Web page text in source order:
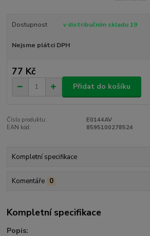
Dostupnost v distribučním skladu 19
Nejsme plátci DPH
77 Kč
Přidat do košíku
Číslo produktu:
E0144AV
EAN kód:
8595100278524
Kompletní specifikace
Komentáře 0
Kompletní specifikace
Popis: